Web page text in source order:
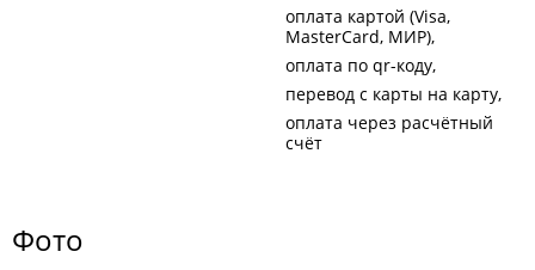
оплата картой (Visa,
MasterCard, МИР)
оплата по qr-коду
перевод с карты на карту
оплата через расчётный
счёт
Фото